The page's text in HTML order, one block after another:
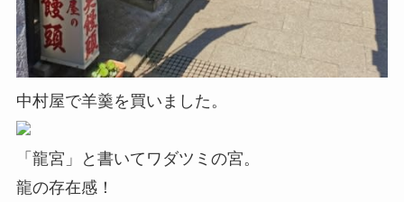
中村屋で羊羹を買いました。
「龍宮」と書いてワダツミの宮。
龍の存在感！